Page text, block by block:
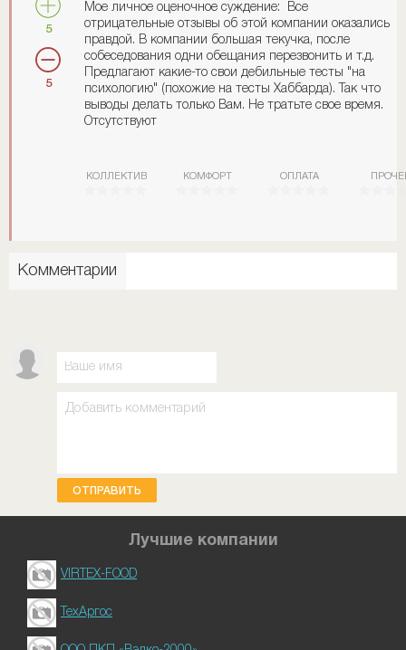
5
5
Мое личное оценочное суждение: Все
отрицательные отзывы об этой компании оказались
правдой. В компании большая текучка, после
собеседования одни обещания перезвонить и т.д.
Предлагают какие-то свои дебильные тесты "на
психологию" (похожие на тесты Хаббарда). Так что
выводы делать только Вам. Не тратьте свое время.
Отсутствуют
КОЛЛЕКТИВ КОМФОРТ ОПЛАТА
Комментарии
ОТПРАВИТЬ
Лучшие компании
VIRTEX-FOOD
ТехАргос